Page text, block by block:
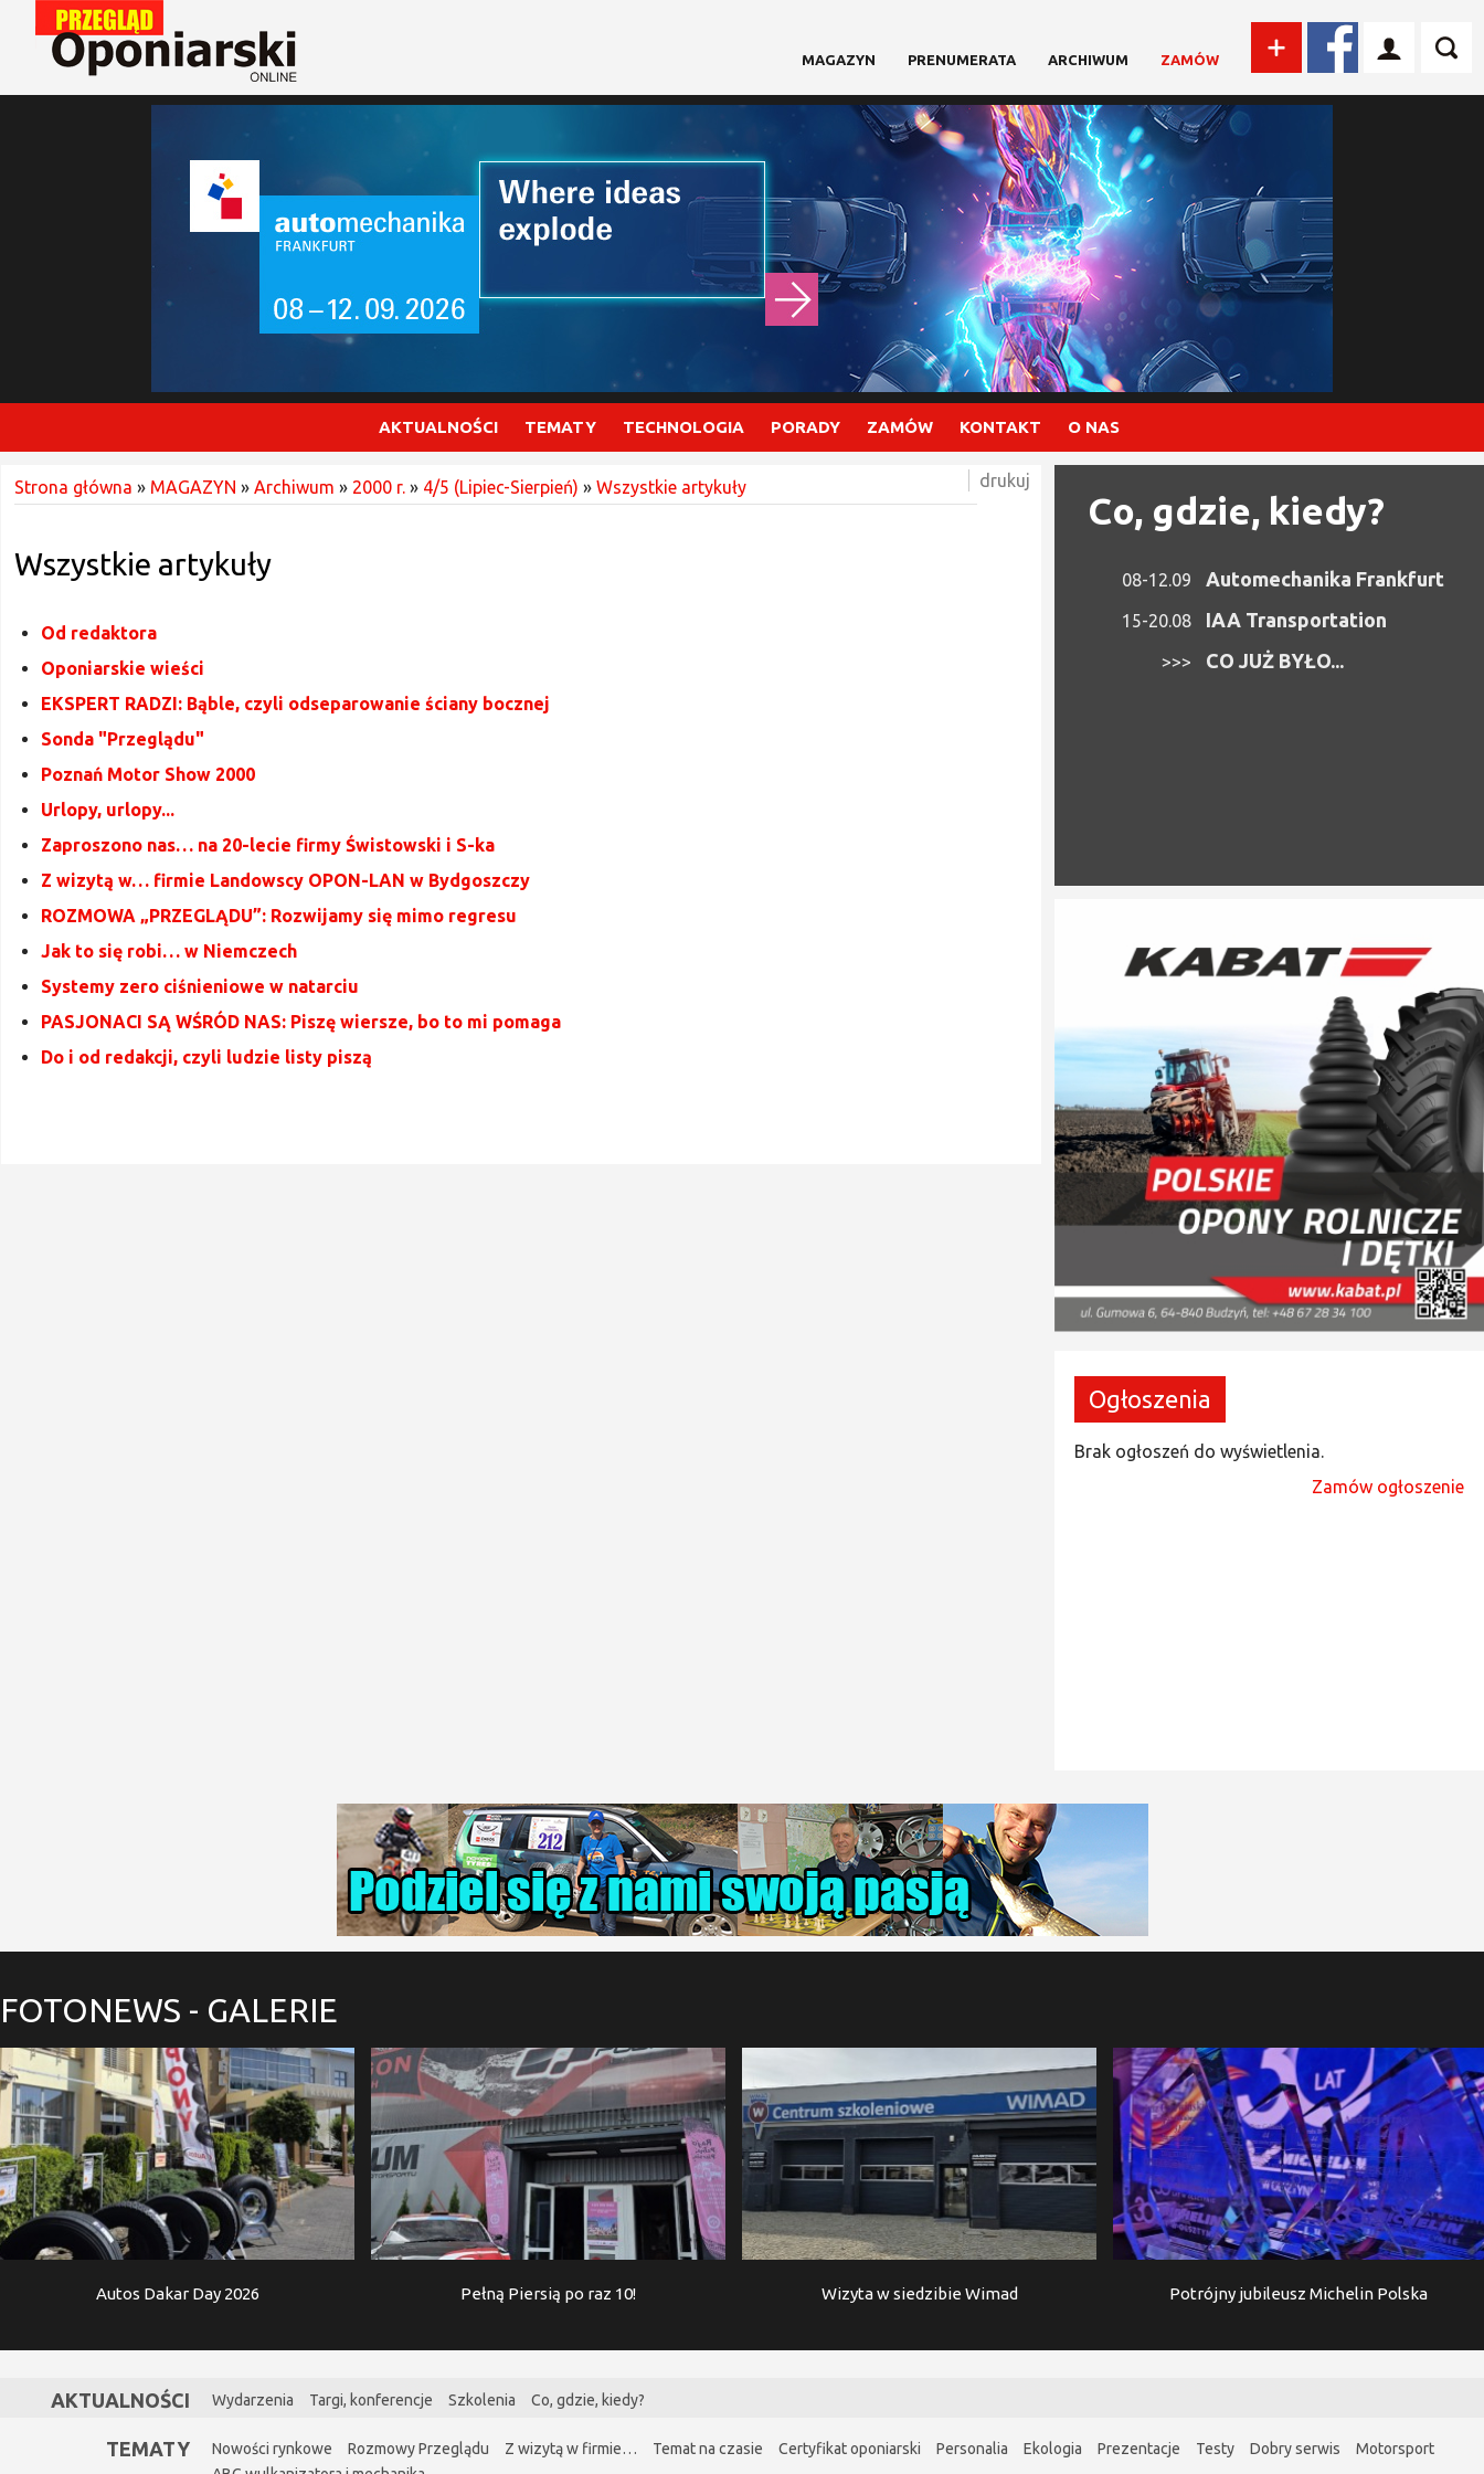
MAGAZYN PRENUMERATA ARCHIWUM ZAMÓW
AKTUALNOŚCI TEMATY TECHNOLOGIA PORADY ZAMÓW KONTAKT O NAS
Strona główna » MAGAZYN » Archiwum » 2000 r. » 4/5 (Lipiec-Sierpień) » Wszystkie artykuły
Wszystkie artykuły
Od redaktora
Oponiarskie wieści
EKSPERT RADZI: Bąble, czyli odseparowanie ściany bocznej
Sonda "Przeglądu"
Poznań Motor Show 2000
Urlopy, urlopy...
Zaproszono nas… na 20-lecie firmy Świstowski i S-ka
Z wizytą w… firmie Landowscy OPON-LAN w Bydgoszczy
ROZMOWA „PRZEGLĄDU”: Rozwijamy się mimo regresu
Jak to się robi… w Niemczech
Systemy zero ciśnieniowe w natarciu
PASJONACI SĄ WŚRÓD NAS: Piszę wiersze, bo to mi pomaga
Do i od redakcji, czyli ludzie listy piszą
drukuj
Co, gdzie, kiedy?
08-12.09 Automechanika Frankfurt
15-20.08 IAA Transportation
>>> CO JUŻ BYŁO...
Ogłoszenia
Brak ogłoszeń do wyświetlenia.
Zamów ogłoszenie
FOTONEWS - GALERIE
Autos Dakar Day 2026 Pełną Piersią po raz 10! Wizyta w siedzibie Wimad Potrójny jubileusz Michelin Polska
AKTUALNOŚCI Wydarzenia Targi, konferencje Szkolenia Co, gdzie, kiedy?
TEMATY Nowości rynkowe Rozmowy Przeglądu Z wizytą w firmie… Temat na czasie Certyfikat oponiarski Personalia Ekologia Prezentacje Testy Dobry serwis
Motorsport